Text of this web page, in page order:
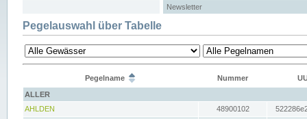
Newsletter
Pegelauswahl über Tabelle
Pegelname Nummer
ALLER
AHLDEN
48900102